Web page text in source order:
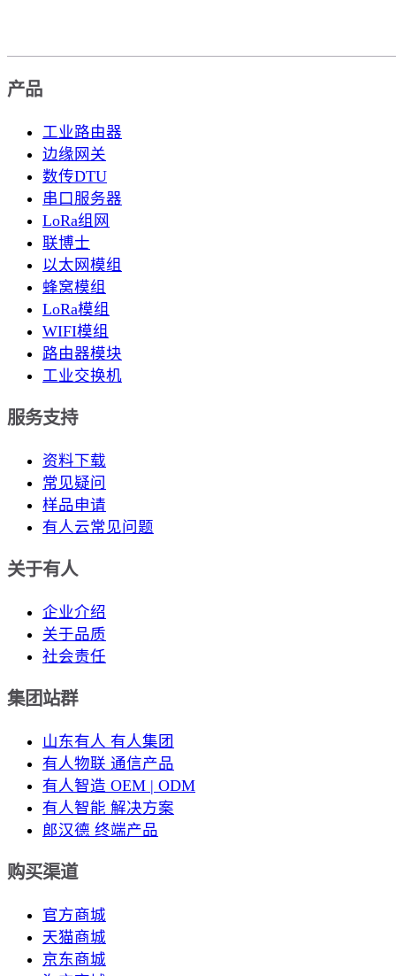
产品
工业路由器
边缘网关
数传DTU
串口服务器
LoRa组网
联博士
以太网模组
蜂窝模组
LoRa模组
WIFI模组
路由器模块
工业交换机
服务支持
资料下载
常见疑问
样品申请
有人云常见问题
关于有人
企业介绍
关于品质
社会责任
集团站群
山东有人 有人集团
有人物联 通信产品
有人智造 OEM | ODM
有人智能 解决方案
郎汉德 终端产品
购买渠道
官方商城
天猫商城
京东商城